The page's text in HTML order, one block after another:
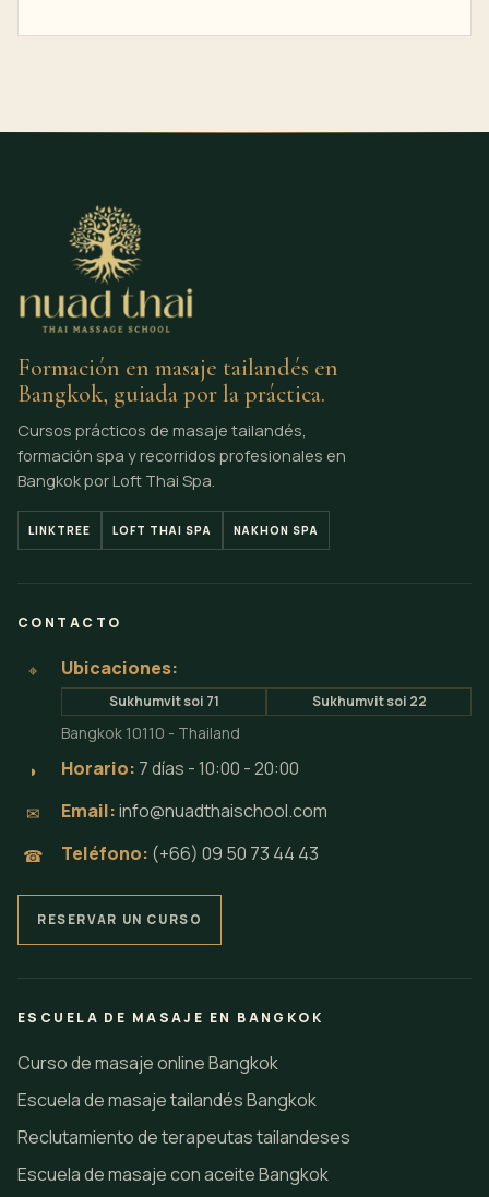
Formación en masaje tailandés en
Bangkok, guiada por la práctica.
Cursos prácticos de masaje tailandés,
formación spa y recorridos profesionales en
Bangkok por Loft Thai Spa.
LINKTREE LOFT THAI SPA NAKHON SPA
CONTACTO
⌖ Ubicaciones:
Sukhumvit soi 71 Sukhumvit soi 22
Bangkok 10110 - Thailand
◗ Horario: 7 días - 10:00 - 20:00
✉ Email:info@nuadthaischool.com
☎ Teléfono: (+66) 09 50 73 44 43
RESERVAR UN CURSO
ESCUELA DE MASAJE EN BANGKOK
Curso de masaje online Bangkok
Escuela de masaje tailandés Bangkok
Reclutamiento de terapeutas tailandeses
Escuela de masaje con aceite Bangkok